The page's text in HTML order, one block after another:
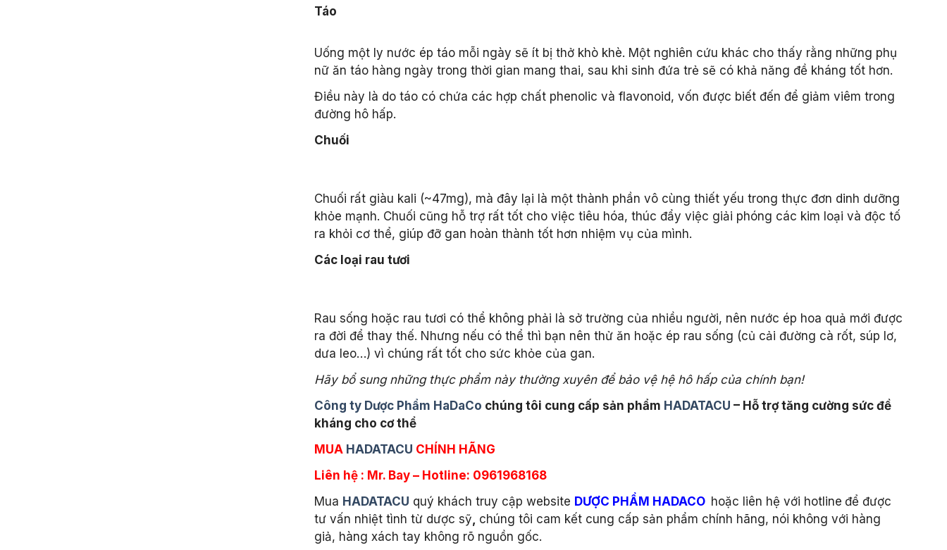
Táo
Uống một ly nước ép táo mỗi ngày sẽ ít bị thở khò khè. Một nghiên cứu khác cho thấy rằng những phụ
nữ ăn táo hàng ngày trong thời gian mang thai, sau khi sinh đứa trẻ sẽ có khả năng đề kháng tốt hơn.
Điều này là do táo có chứa các hợp chất phenolic và flavonoid, vốn được biết đến để giảm viêm trong
đường hô hấp.
Chuối
Chuối rất giàu kali (~47mg), mà đây lại là một thành phần vô cùng thiết yếu trong thực đơn dinh dưỡng
khỏe mạnh. Chuối cũng hỗ trợ rất tốt cho việc tiêu hóa, thúc đẩy việc giải phóng các kim loại và độc tố
ra khỏi cơ thể, giúp đỡ gan hoàn thành tốt hơn nhiệm vụ của mình.
Các loại rau tươi
Rau sống hoặc rau tươi có thể không phải là sở trường của nhiều người, nên nước ép hoa quả mới được
ra đời để thay thế. Nhưng nếu có thể thì bạn nên thử ăn hoặc ép rau sống (củ cải đường cà rốt, súp lơ,
dưa leo…) vì chúng rất tốt cho sức khỏe của gan.
Hãy bổ sung những thực phẩm này thường xuyên để bảo vệ hệ hô hấp của chính bạn!
Công ty Dược Phẩm HaDaCo chúng tôi cung cấp sản phẩm HADATACU – Hỗ trợ tăng cường sức đề
kháng cho cơ thể
MUA HADATACU CHÍNH HÃNG
Liên hệ : Mr. Bay – Hotline: 0961968168
Mua HADATACU quý khách truy cập website DƯỢC PHẨM HADACO hoặc liên hệ với hotline để được
tư vấn nhiệt tình từ dược sỹ, chúng tôi cam kết cung cấp sản phẩm chính hãng, nói không với hàng
giả, hàng xách tay không rõ nguồn gốc.